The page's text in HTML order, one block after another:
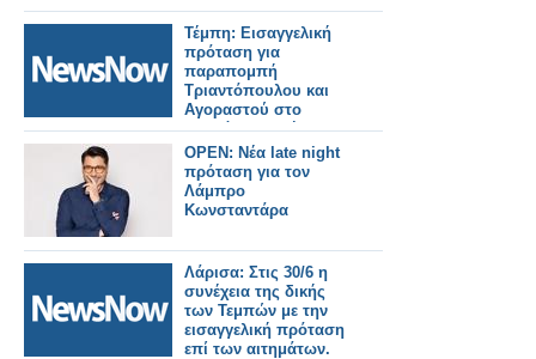
Τέμπη: Εισαγγελική
πρόταση για
παραπομπή
Τριαντόπουλου και
Αγοραστού στο
Ειδικό Δικαστήριο.
OPEN: Νέα late night
πρόταση για τον
Λάμπρο
Κωνσταντάρα
Λάρισα: Στις 30/6 η
συνέχεια της δικής
των Τεμπών με την
εισαγγελική πρόταση
επί των αιτημάτων.